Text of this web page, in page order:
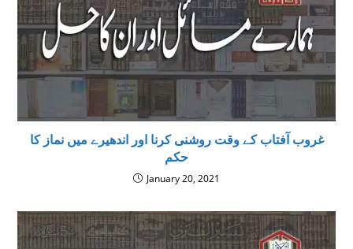
غروب آفتاب کے وقت روشنی کرنا اور اندھیرے میں نماز کا
حکم
January 20, 2021